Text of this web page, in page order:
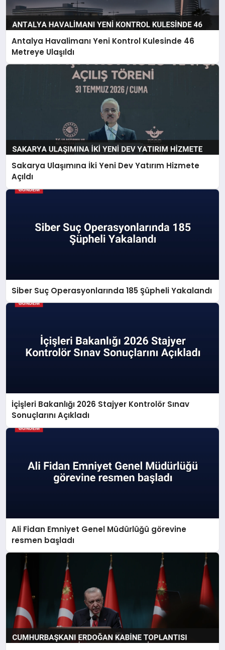
Antalya Havalimanı Yeni Kontrol Kulesinde 46
Metreye Ulaşıldı
Sakarya Ulaşımına İki Yeni Dev Yatırım Hizmete
Açıldı
Siber Suç Operasyonlarında 185 Şüpheli Yakalandı
İçişleri Bakanlığı 2026 Stajyer Kontrolör Sınav
Sonuçlarını Açıkladı
Ali Fidan Emniyet Genel Müdürlüğü görevine
resmen başladı